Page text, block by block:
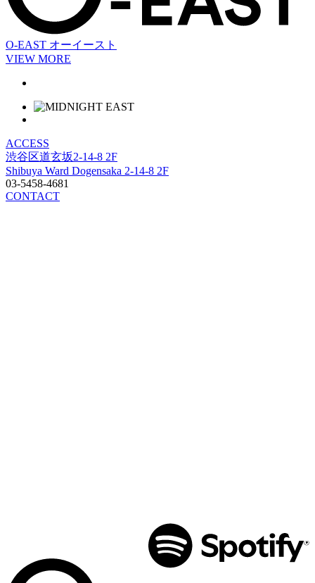
O-EAST オーイースト
VIEW MORE
ACCESS
渋谷区道玄坂2-14-8 2F
Shibuya Ward Dogensaka 2-14-8 2F
03-5458-4681
CONTACT